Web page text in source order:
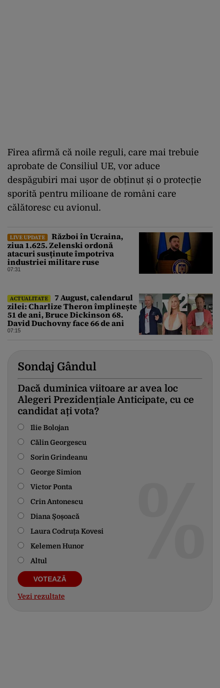
Firea afirmă că noile reguli, care mai trebuie
aprobate de Consiliul UE, vor aduce
despăgubiri mai ușor de obținut și o protecție
sporită pentru milioane de români care
călătoresc cu avionul.
LIVE UPDATE
Război în Ucraina,
ziua 1.625. Zelenski ordonă
atacuri susținute împotriva
industriei militare ruse
07:31
ACTUALITATE
7 August, calendarul
zilei: Charlize Theron împlinește
51 de ani, Bruce Dickinson 68.
David Duchovny face 66 de ani
07:15
Sondaj Gândul
Dacă duminica viitoare ar avea loc
Alegeri Prezidențiale Anticipate, cu ce
candidat ați vota?
Ilie Bolojan
Călin Georgescu
Sorin Grindeanu
George Simion
Victor Ponta
Crin Antonescu
Diana Șoșoacă
Laura Codruța Kovesi
Kelemen Hunor
Altul
Vezi rezultate